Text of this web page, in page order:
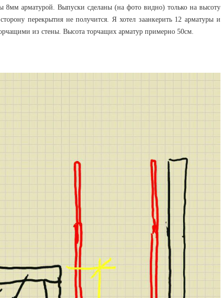
8мм арматурой. Выпуски сделаны (на фото видно) только на высоту
перекрытия не получится. Я хотел заанкерить 12 арматуры и
из стены. Высота торчащих арматур примерно 50см.